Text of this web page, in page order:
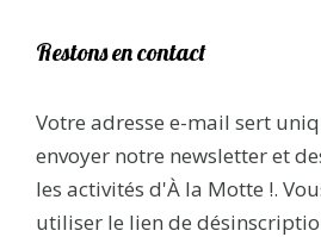
Restons en contact
Votre adresse e-mail sert
envoyer notre newsletter et
les activités d'À la Motte !.
utiliser le lien de